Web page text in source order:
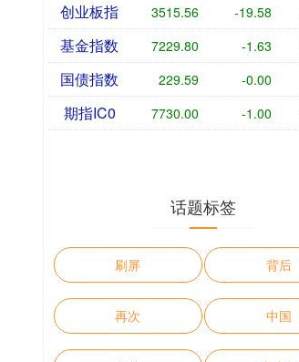
创业板指 3515.56 -19.58
基金指数 7229.80 -1.63
国债指数 229.59 -0.00
期指IC0 7730.00 -1.00
话题标签
刷屏 背后
再次 中国